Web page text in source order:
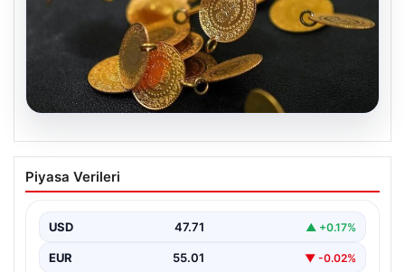
05.08.2026
13 Nisan 2026 Altın Fiyatları Güncel
Durum ve Analizler
uluslararası gelişmeler ve jeopolitical riskler nedeniyle
oldukça dalgalı…
Piyasa Verileri
USD 47.71 ▲ +0.17%
EUR 55.01 ▼ -0.02%